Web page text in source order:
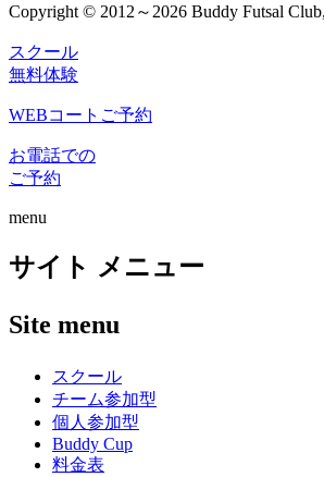
Copyright © 2012～2026 Buddy Futsal
スクール
無料体験
WEBコートご予約
お電話での
ご予約
menu
サイト メニュー
Site menu
スクール
チーム参加型
個人参加型
Buddy Cup
料金表